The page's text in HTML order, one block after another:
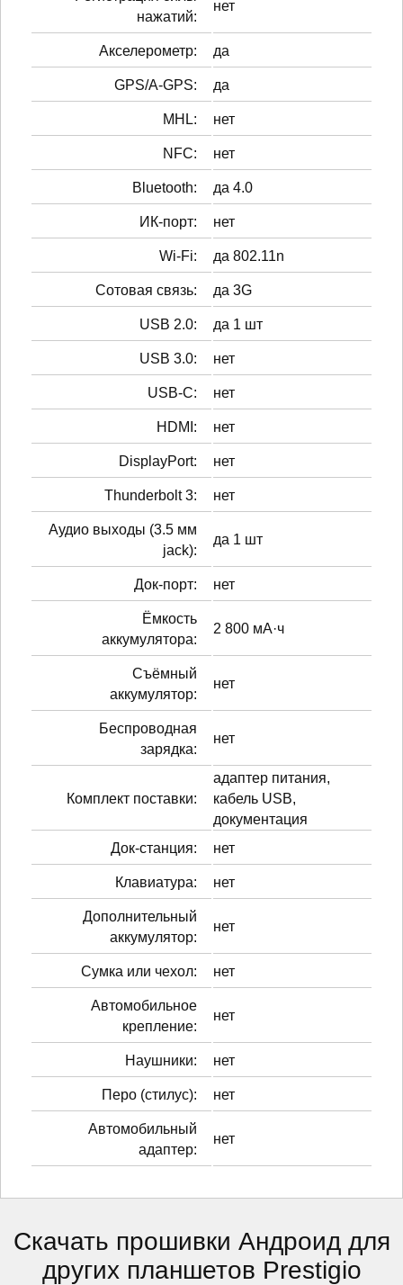
нажатий:
нет
Акселерометр: да
GPS/A-GPS: да
MHL: нет
NFC: нет
Bluetooth: да 4.0
ИК-порт: нет
Wi-Fi: да 802.11n
Сотовая связь: да 3G
USB 2.0: да 1 шт
USB 3.0: нет
USB-C: нет
HDMI: нет
DisplayPort: нет
Thunderbolt 3: нет
Аудио выходы (3.5 мм
jack):
да 1 шт
Док-порт: нет
Ёмкость
аккумулятора:
2 800 мА·ч
Cъёмный
аккумулятор:
нет
Беспроводная
зарядка:
нет
Комплект поставки:
адаптер питания,
кабель USB,
документация
Док-станция:
нет
Клавиатура: нет
Дополнительный
аккумулятор:
нет
Сумка или чехол: нет
Автомобильное
крепление:
нет
Наушники: нет
Перо (стилус): нет
Автомобильный
адаптер:
нет
Скачать прошивки Андроид для
других планшетов Prestigio